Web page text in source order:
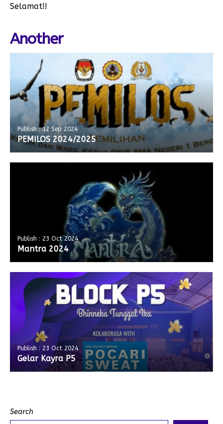
Selamat!!
Another
Publish : 12 Sep 2024
PEMILOS 2024/2025
Publish : 23 Oct 2024
Mantra 2024
Publish : 23 Oct 2024
Gelar Kayra P5
Search